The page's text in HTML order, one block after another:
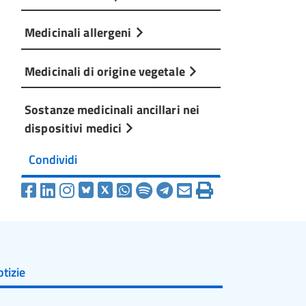
Medicinali allergeni
Medicinali di origine vegetale
Sostanze medicinali ancillari nei
dispositivi medici
Condividi